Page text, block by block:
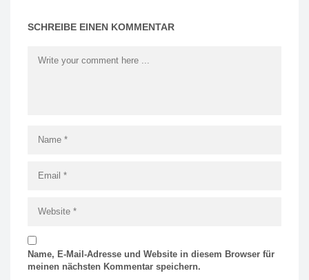
SCHREIBE EINEN KOMMENTAR
Name, E-Mail-Adresse und Website in diesem Browser für
meinen nächsten Kommentar speichern.